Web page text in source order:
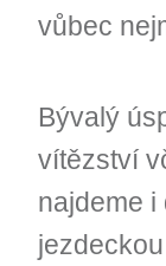
vůbec
Bývalý
vítězství
najdeme i